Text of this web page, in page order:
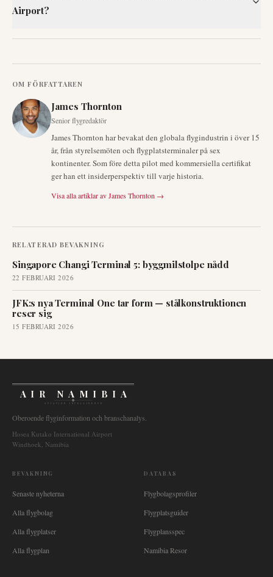
Airport?
OM FÖRFATTAREN
James Thornton
Senior flygredaktör
James Thornton har bevakat den globala flygindustrin i över 15
år, från styrelsemöten och flygplatsterminaler på sex
kontinenter. Som före detta pilot med kommersiella certifikat
ger han ett insiderperspektiv till varje historia.
Visa alla artiklar avJames Thornton →
RELATERAD BEVAKNING
Singapore Changi Terminal 5: byggmilstolpe nådd
22 FEBRUARI 2026
JFK:s nya Terminal One tar form — stålkonstruktionen
reser sig
15 FEBRUARI 2026
AIR NAMIBIA
AVIATION INTELLIGENCE
Oberoende flyginformation och branschanalys.
Hosea Kutako International Airport
Windhoek, Namibia
BEVAKNING
Senaste nyheterna
Alla flygbolag
Alla flygplatser
Alla flygplan
DATABAS
Flygbolagsprofiler
Flygplatsguider
Flygplansspec
Namibia Resor